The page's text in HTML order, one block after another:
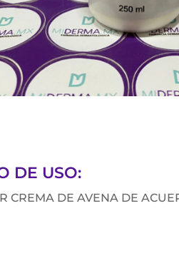
DE USO:
CREMA DE AVENA DE